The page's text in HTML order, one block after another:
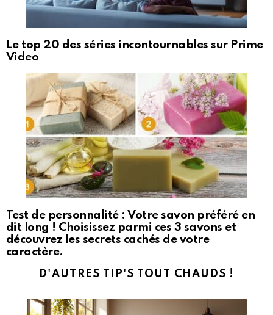
Le top 20 des séries incontournables sur Prime
Video
Test de personnalité : Votre savon préféré en
dit long ! Choisissez parmi ces 3 savons et
découvrez les secrets cachés de votre
caractère.
D'AUTRES TIP'S TOUT CHAUDS !